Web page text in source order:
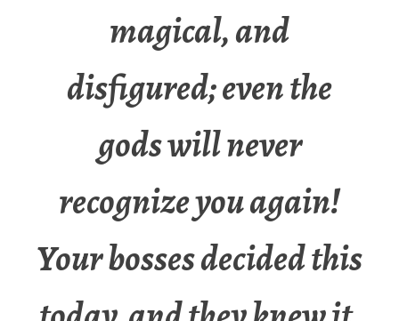
magical, and
disfigured; even the
gods will never
recognize you again!
Your bosses decided this